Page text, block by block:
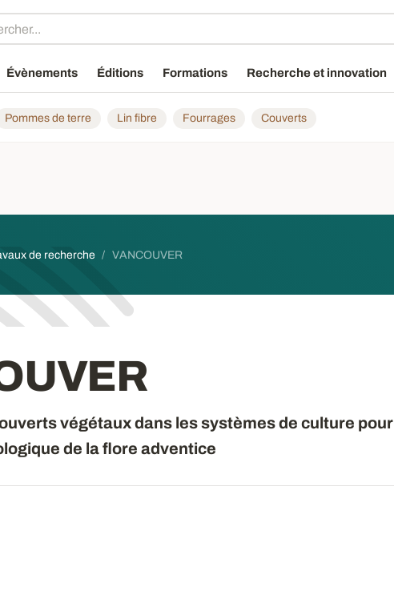
Évènements Éditions Formations Recherche et innovation
Pommes de terre Lin fibre Fourrages Couverts
de recherche VANCOUVER
végétaux dans les systèmes de culture pour
de la flore adventice